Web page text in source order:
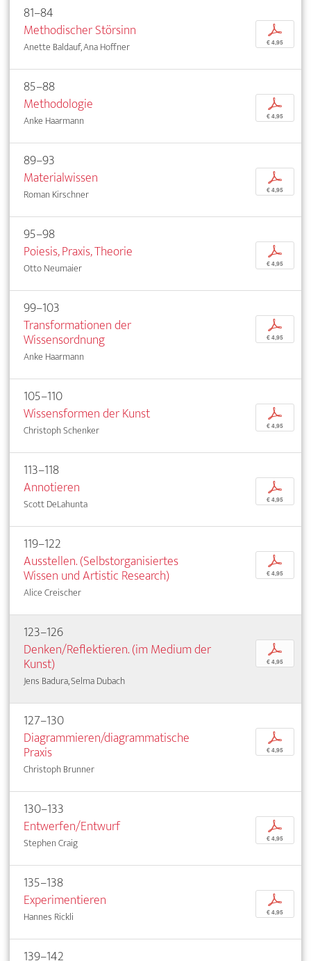
81–84
Methodischer Störsinn
Anette Baldauf, Ana Hoffner
p
€ 4,95
85–88
Methodologie
Anke Haarmann
p
€ 4,95
89–93
Materialwissen
Roman Kirschner
p
€ 4,95
95–98
Poiesis, Praxis, Theorie
Otto Neumaier
p
€ 4,95
99–103
Transformationen der
Wissensordnung
Anke Haarmann
p
€ 4,95
105–110
Wissensformen der Kunst
Christoph Schenker
p
€ 4,95
113–118
Annotieren
Scott DeLahunta
p
€ 4,95
119–122
Ausstellen. (Selbstorganisiertes
Wissen und Artistic Research)
Alice Creischer
p
€ 4,95
123–126
Denken/Reflektieren. (im Medium der
Kunst)
Jens Badura, Selma Dubach
p
€ 4,95
127–130
Diagrammieren/diagrammatische
Praxis
Christoph Brunner
p
€ 4,95
130–133
Entwerfen/Entwurf
Stephen Craig
p
€ 4,95
135–138
Experimentieren
Hannes Rickli
p
€ 4,95
139–142